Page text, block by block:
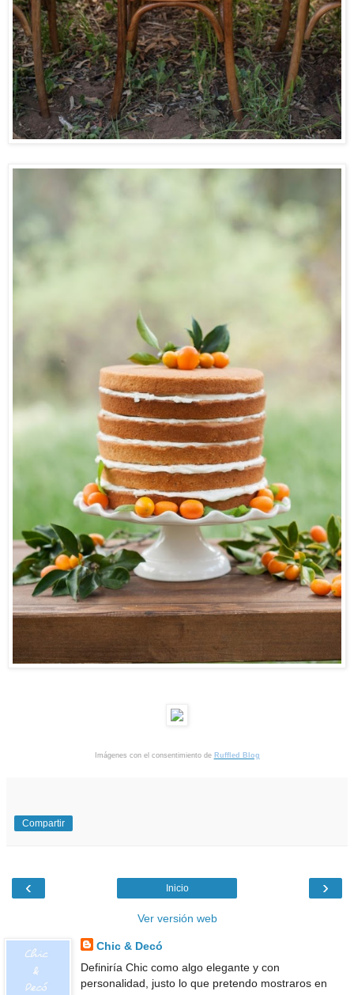
Imágenes con el consentimiento de Ruffled Blog
Compartir
‹ ›
Inicio
Ver versión web
Chic & Decó
Definiría Chic como algo elegante y con
personalidad, justo lo que pretendo mostraros en